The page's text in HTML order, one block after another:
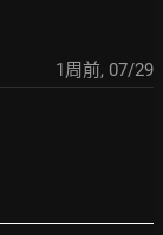
1周前, 07/29